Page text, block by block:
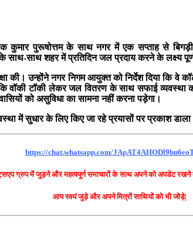
पुरूषोत्तम के साथ नगर में एक सप्ताह से
साथ-साथ शहर में प्रतिदिन जल प्रदाय करने के लक्ष्य
की। उन्होंने नगर निगम आयुक्त को निर्देश दिया कि
वॉकी टॉकी लेकर जल वितरण के साथ सफाई व्यवस्था
को असुविधा का सामना नहीं करना पड़ेगा।
में सुधार के लिए किए जा रहे प्रयासों पर प्रकाश
https://chat.whatsapp.com/
ग्रुप में जुड़ने और महत्वपूर्ण समाचारों के साथ अपने को अपडेट
आप स्वयं जुड़े और अपने मित्रों साथियों को भी जोड़े|